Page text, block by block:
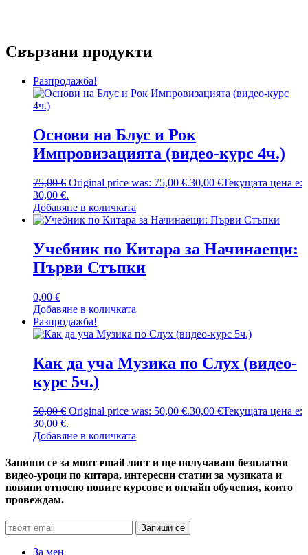
Свързани продукти
Разпродажба!
Основи на Блус и Рок
Импровизацията (видео-курс 4ч.)
75,00€ Original price was: 75,00 €.30,00 €Текущата цена е:
30,00 €.
Добавяне в количката
Учебник по Китара за Начинаещи:
Първи Стъпки
0,00 €
Добавяне в количката
Разпродажба!
Как да уча Музика по Слух (видео-
курс 5ч.)
50,00€ Original price was: 50,00 €.30,00 €Текущата цена е:
30,00 €.
Добавяне в количката
Запиши се за моят email лист и ще получаваш безплатни
видео-уроци по китара, интересни статии за музиката и
новини относно новите курсове и онлайн обучения, които
провеждам.
За мен